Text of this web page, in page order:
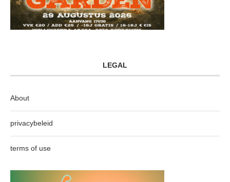
LEGAL
About
privacybeleid
terms of use